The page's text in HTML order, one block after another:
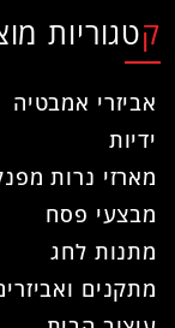
קטגוריות
אביזרי אמבטיה
ידיות
מארזי נרות
מבצעי פסח
מתנות לחג
מתקנים